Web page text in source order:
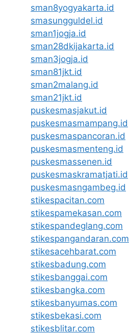
sman8yogyakarta.id
smasungguldel.id
sman1jogja.id
sman28dkijakarta.id
sman3jogja.id
sman81jkt.id
sman2malang.id
sman21jkt.id
puskesmasjakut.id
puskesmasmampang.id
puskesmaspancoran.id
puskesmasmenteng.id
puskesmassenen.id
puskesmaskramatjati.id
puskesmasngambeg.id
stikespacitan.com
stikespamekasan.com
stikespandeglang.com
stikespangandaran.com
stikesacehbarat.com
stikesbadung.com
stikesbanggai.com
stikesbangka.com
stikesbanyumas.com
stikesbekasi.com
stikesblitar.com